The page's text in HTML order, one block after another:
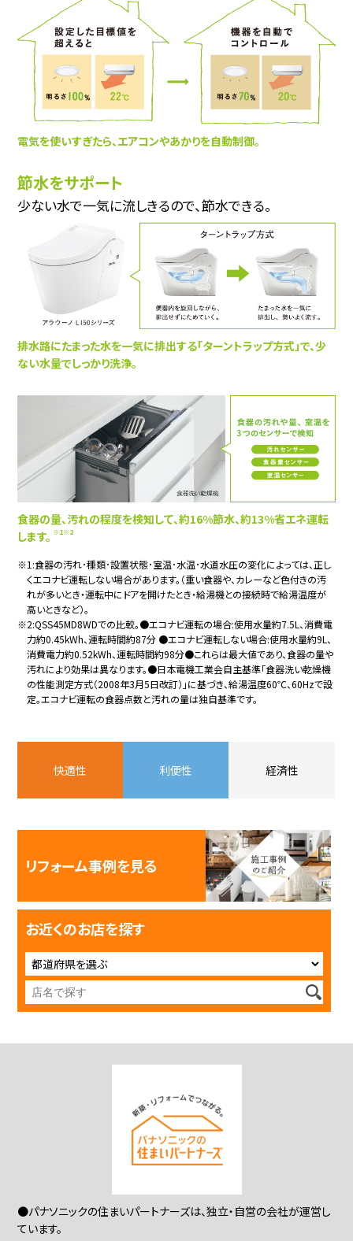
電気を使いすぎたら、エアコンやあかりを自動制御。
節水をサポート
少ない水で一気に流しきるので、節水できる。
排水路にたまった水を一気に排出する「ターントラップ方式」で、少
ない水量でしっかり洗浄。
食器の量、汚れの程度を検知して、約16%節水、約13%省エネ運転
します。 ※1※2
※1:食器の汚れ･種類･設置状態･室温･水温･水道水圧の変化によっては、正し
くエコナビ運転しない場合があります。（重い食器や、カレーなど色付きの汚
れが多いとき・運転中にドアを開けたとき・給湯機との接続時で給湯温度が
高いときなど）。
※2:QSS45MD8WDでの比較。●エコナビ運転の場合:使用水量約7.5L、消費電
力約0.45kWh、運転時間約87分 ●エコナビ運転しない場合:使用水量約9L、
消費電力約0.52kWh、運転時間約98分●これらは最大値であり、食器の量や
汚れにより効果は異なります。●日本電機工業会自主基準「食器洗い乾燥機
の性能測定方式（2008年3月5日改訂）」に基づき、給湯温度60℃、60Hzで設
定。エコナビ運転の食器点数と汚れの量は独自基準です。
快適性 利便性 経済性
リフォーム事例を見る
お近くのお店を探す
●パナソニックの住まいパートナーズは、独立・自営の会社が運営し
ています。